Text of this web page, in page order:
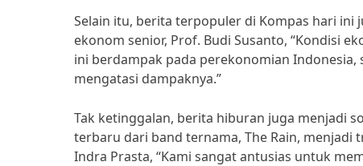
Selain itu, berita terpopuler di Kompas hari
ekonom senior, Prof. Budi Susanto, “Kondisi
ini berdampak pada perekonomian
mengatasi dampaknya.”
Tak ketinggalan, berita hiburan juga menjadi
terbaru dari band ternama, The Rain,
Indra Prasta, “Kami sangat antusias untuk